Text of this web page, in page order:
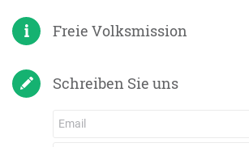
Freie Volksmission
Schreiben Sie uns